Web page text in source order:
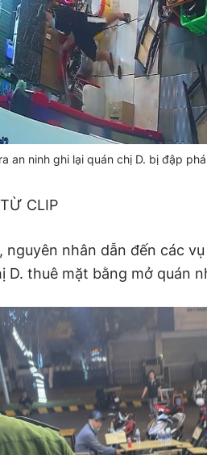
an ninh ghi lại quán chị D. bị đập
CLIP
nguyên nhân dẫn đến các
D. thuê mặt bằng mở quán